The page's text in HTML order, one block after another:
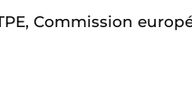
Commission